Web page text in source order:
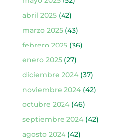
abril 2025(42)
marzo 2025(43)
febrero 2025(36)
enero 2025(27)
diciembre 2024(37)
noviembre 2024(42)
octubre 2024(46)
septiembre 2024(42)
agosto 2024(42)